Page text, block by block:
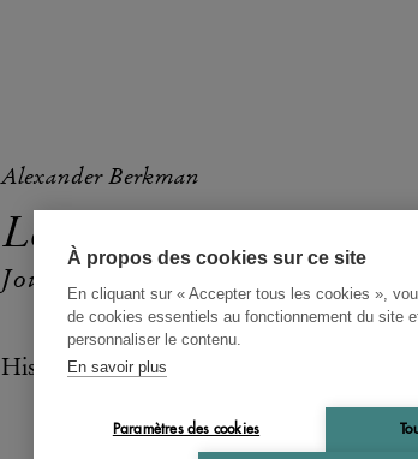
À propos des cookies sur ce site
En cliquant sur « Accepter tous les cookies »,
de cookies essentiels au fonctionnement du site
personnaliser le contenu.
En savoir plus
Paramètres des cookies
Alexander Berkman
Le Mythe bolchevik
Journal 1920-1922
Histoire d'une désillusion.